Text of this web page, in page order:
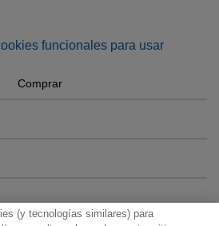
funcionales para usar
Comprar
(y tecnologías similares) para